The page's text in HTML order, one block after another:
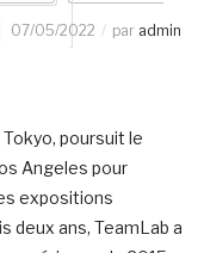
07/05/2022 par admin
poursuit le
Angeles pour
expositions
deux ans, TeamLab a